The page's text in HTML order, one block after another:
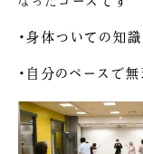
・身体ついての知識
・ 自分のペースで無